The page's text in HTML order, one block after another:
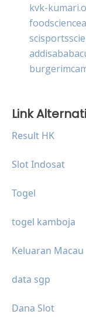
kvk-
Link
Result HK
Slot Indosat
Togel
togel kamboja
Keluaran Macau
data sgp
Dana Slot